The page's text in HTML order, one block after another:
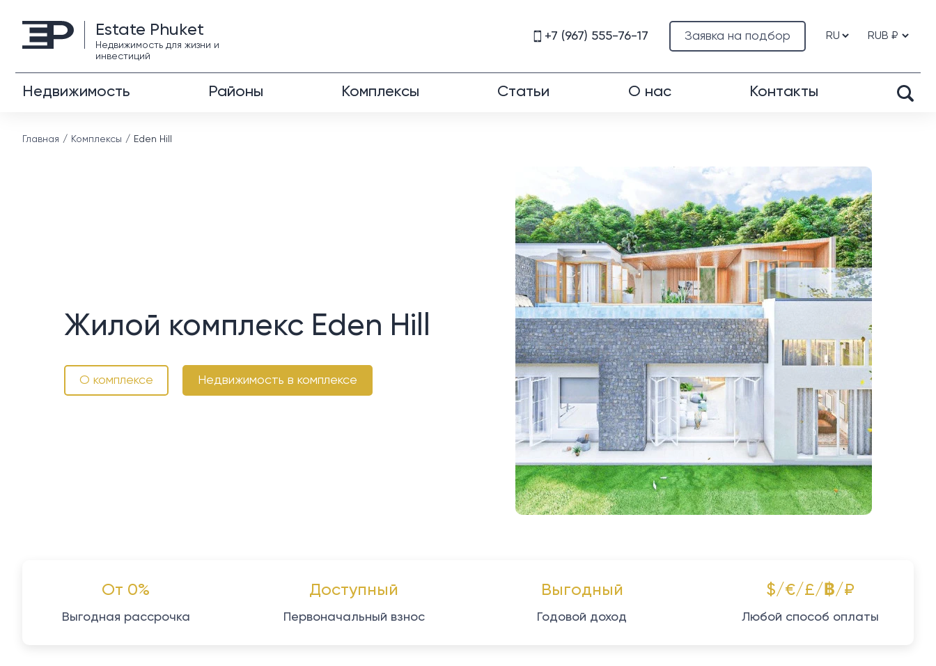
Estate Phuket
Недвижимость для жизни и
инвестиций
Заявка на подбор
+7 (967) 555-76-17
Недвижимость Районы Комплексы Статьи О нас Контакты
Главная Комплексы Eden Hill
Жилой комплекс Eden Hill
О комплексе Недвижимость в комплексе
От 0%
Выгодная рассрочка
Доступный
Первоначальный взнос
Выгодный
Годовой доход
$/€/£/฿/₽
Любой способ оплаты